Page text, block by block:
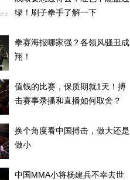
绿！刷子拳手了解一下
拳赛海报哪家强？各领风骚丑成
翔！
值钱的比赛，保质期就1天！搏
击赛事录播和直播如何取舍？
换个角度看中国搏击，做大还是
做小
中国MMA小将杨建兵不幸去世